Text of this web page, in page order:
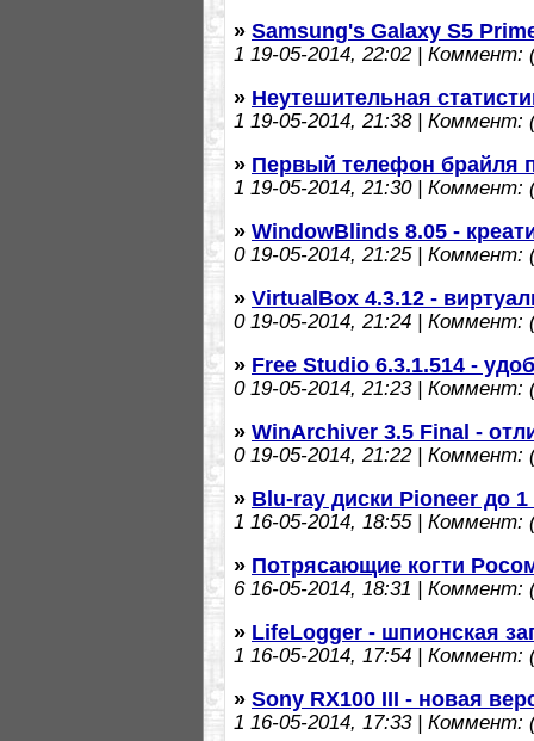
» Samsung's Galaxy S5
1 19-05-2014, 22:02 | Коммент:
» Неутешительная
1 19-05-2014, 21:38 | Коммент:
» Первый телефон брайля
1 19-05-2014, 21:30 | Коммент:
» WindowBlinds 8.05 -
019-05-2014, 21:25 | Коммент:
» VirtualBox 4.3.12 -
019-05-2014, 21:24 | Коммент:
» Free Studio 6.3.1.514 -
019-05-2014, 21:23 | Коммент:
» WinArchiver 3.5 Final -
019-05-2014, 21:22 | Коммент:
» Blu-ray диски Pioneer до 1
1 16-05-2014, 18:55 | Коммент:
» Потрясающие когти
616-05-2014, 18:31 | Коммент:
» LifeLogger - шпионская
1 16-05-2014, 17:54 | Коммент:
» Sony RX100 III - новая
1 16-05-2014, 17:33 | Коммент: